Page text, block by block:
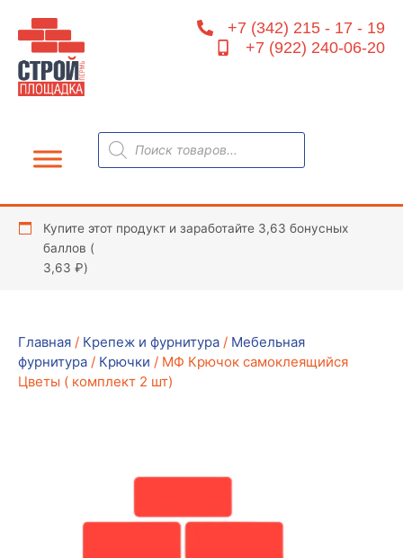
содержимому
+7 (342) 215 - 17 - 19
+7 (922) 240-06-20
Поиск
товаров
Купите этот продукт и заработайте 3,63 бонусных
баллов (
3,63 ₽)
Главная / Крепеж и фурнитура / Мебельная
фурнитура / Крючки / МФ Крючок самоклеящийся
Цветы ( комплект 2 шт)